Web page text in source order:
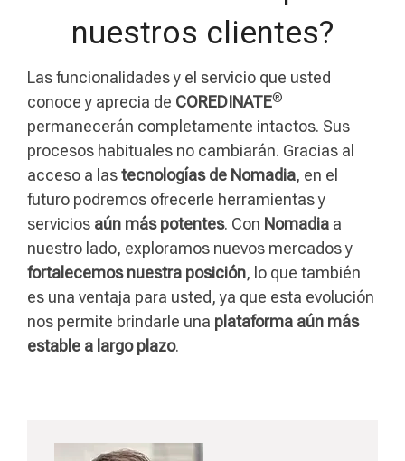
nuestros clientes?
Las funcionalidades y el servicio que usted
conoce y aprecia de COREDINATE®
permanecerán completamente intactos. Sus
procesos habituales no cambiarán. Gracias al
acceso a lastecnologías de Nomadia, en el
futuro podremos ofrecerle herramientas y
servicios aún más potentes. Con Nomadia a
nuestro lado, exploramos nuevos mercados y
fortalecemos nuestra posición, lo que también
es una ventaja para usted, ya que esta evolución
nos permite brindarle una plataforma aún más
estable a largo plazo.